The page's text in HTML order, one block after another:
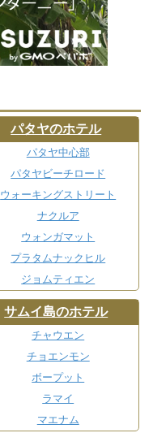
パタヤのホテル
パタヤ中心部
パタヤビーチロード
ウォーキングストリート
ナクルア
ウォンガマット
プラタムナックヒル
ジョムティエン
サムイ島のホテル
チャウエン
チョエンモン
ボープット
ラマイ
マエナム